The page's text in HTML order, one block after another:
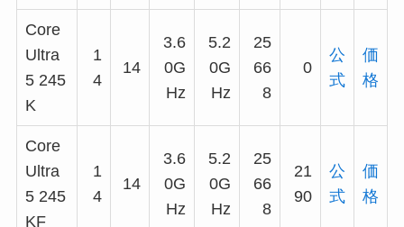
Core
Ultra
5 245
K
1
4
14
3.6
0G
Hz
5.2
0G
Hz
25
66
8
0
公
式
価
格
Core
Ultra
5 245
KF
1
4
14
3.6
0G
Hz
5.2
0G
Hz
25
66
8
21
90
公
式
価
格